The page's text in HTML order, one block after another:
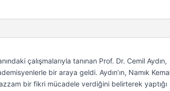
çalışmalarıyla tanınan Prof. Dr. Cemil Aydın,
bir araya geldi. Aydın’ın, Namık
bir fikri mücadele verdiğini belirterek yaptığı